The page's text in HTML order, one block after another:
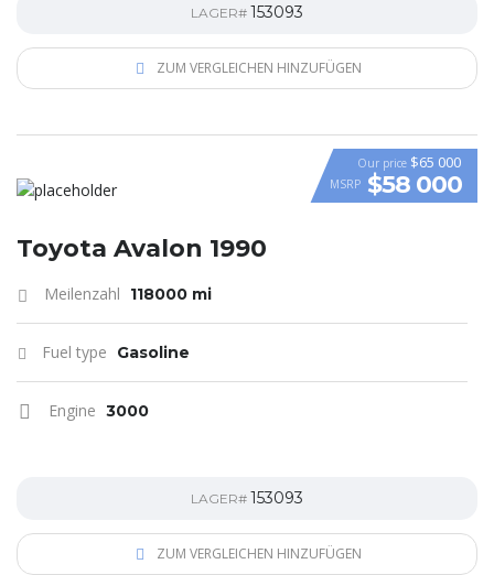
LAGER# 153093
ZUM VERGLEICHEN HINZUFÜGEN
VIDEO
Our price $65 000
MSRP $58 000
Toyota Avalon 1990
Meilenzahl 118000 mi
Fuel type Gasoline
Engine 3000
LAGER# 153093
ZUM VERGLEICHEN HINZUFÜGEN